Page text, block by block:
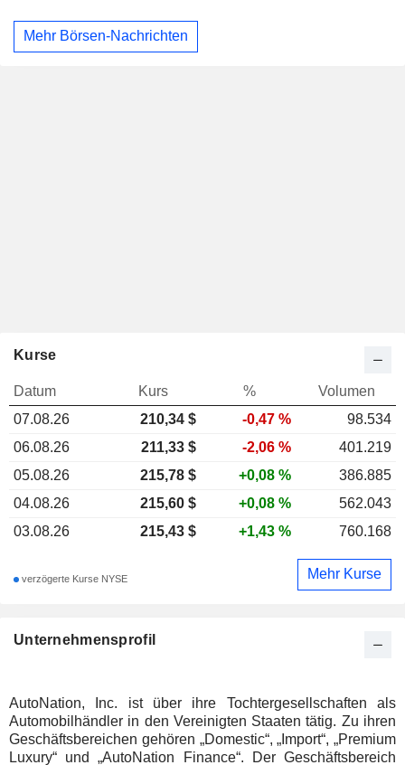
Mehr Börsen-Nachrichten
Unternehmensprofil
AutoNation, Inc. ist über ihre Tochtergesellschaften als
Automobilhändler in den Vereinigten Staaten tätig. Zu ihren
Geschäftsbereichen gehören „Domestic“, „Import“, „Premium
Luxury“ und „AutoNation Finance“. Der Geschäftsbereich
Kurse
Datum Kurs %
Volumen
07.08.26
210,34 $ -0,47 %
98.534
06.08.26
211,33 $ -2,06 %
401.219
05.08.26
215,78 $ +0,08 %
386.885
04.08.26
215,60 $ +0,08 %
562.043
03.08.26
215,43 $ +1,43 % 760.168
verzögerte Kurse NYSE Mehr Kurse